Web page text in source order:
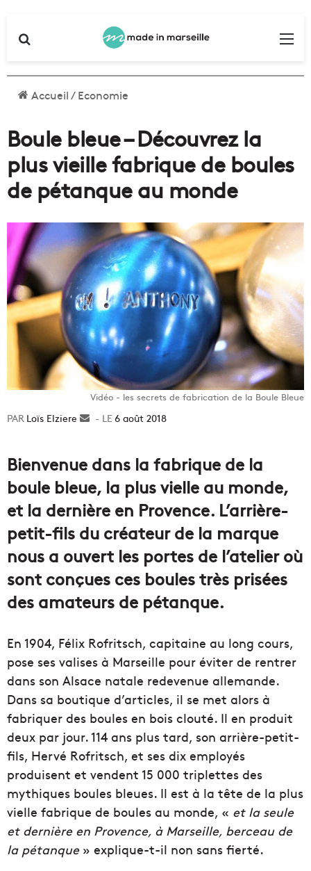
Accueil/Economie
Boule bleue – Découvrez la
plus vieille fabrique de boules
de pétanque au monde
Vidéo - les secrets de fabrication de la Boule Bleue
Loïs Elziere
Envoyer6 août 2018
Bienvenue dans la fabrique de la
boule bleue, la plus vielle au monde,
et la dernière en Provence. L’arrière-
petit-fils du créateur de la marque
nous a ouvert les portes de l’atelier où
sont conçues ces boules très prisées
des amateurs de pétanque.
En 1904, Félix Rofritsch, capitaine au long cours,
pose ses valises à Marseille pour éviter de rentrer
dans son Alsace natale redevenue allemande.
Dans sa boutique d’articles, il se met alors à
fabriquer des boules en bois clouté. Il en produit
deux par jour. 114 ans plus tard, son arrière-petit-
fils, Hervé Rofritsch, et ses dix employés
produisent et vendent 15 000 triplettes des
mythiques boules bleues. Il est à la tête de la plus
vielle fabrique de boules au monde, « et la seule
et dernière en Provence, à Marseille, berceau de
la pétanque» explique-t-il non sans fierté.